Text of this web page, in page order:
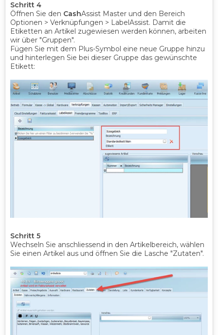
Schritt 4
Öffnen Sie den CashAssist Master und den Bereich
Optionen > Verknüpfungen > LabelAssist. Damit die
Etiketten an Artikel zugewiesen werden können, arbeiten
wir über "Gruppen".
Fügen Sie mit dem Plus-Symbol eine neue Gruppe hinzu
und hinterlegen Sie bei dieser Gruppe das gewünschte
Etikett:
Schritt 5
Wechseln Sie anschliessend in den Artikelbereich, wählen
Sie einen Artikel aus und öffnen Sie die Lasche "Zutaten".